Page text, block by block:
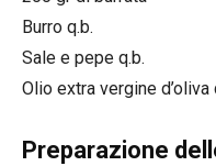
Burro q.b.
Sale e pepe q.b.
Olio extra vergine d’oliva
Preparazione